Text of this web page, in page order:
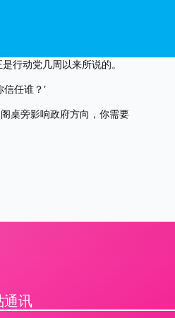
行动党几周以来所说的。
任谁？’
桌旁影响政府方向，你需要
通讯